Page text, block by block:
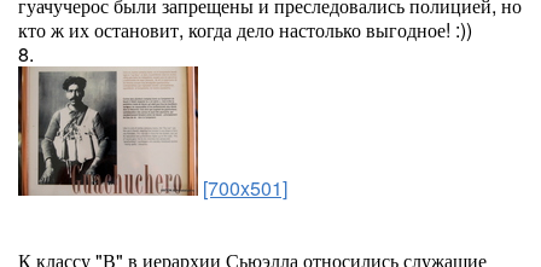
кто ж их остановит, когда дело настолько выгодное! :))
8.
[700x501]
К классу "В" в иерархии Сьюэлла относились служащие